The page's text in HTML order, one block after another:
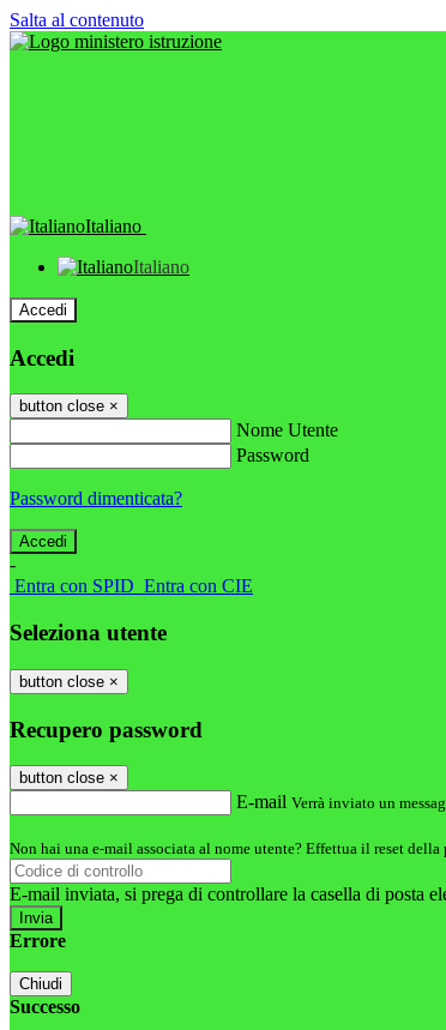
Salta al contenuto
Italiano
Italiano
Accedi
Accedi
button close ×
Nome Utente
Password
Password dimenticata?
-
Entra con SPID Entra con CIE
Seleziona utente
button close ×
Recupero password
button close ×
E-mail Verrà inviato un
Non hai una e-mail associata al nome utente? Effettua il reset della
E-mail inviata, si prega di controllare la casella di posta
Errore
Chiudi
Successo